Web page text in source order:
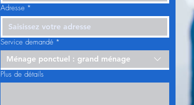
Adresse *
Service demandé *
Ménage ponctuel : grand ménage
Plus de détails